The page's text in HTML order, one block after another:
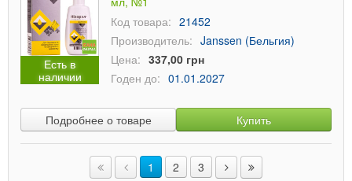
Есть в
наличии
Код товара: 21452
Производитель: Janssen (Бельгия)
Цена: 337,00 грн
Годен до: 01.01.2027
Подробнее о товаре Купить
1 2 3